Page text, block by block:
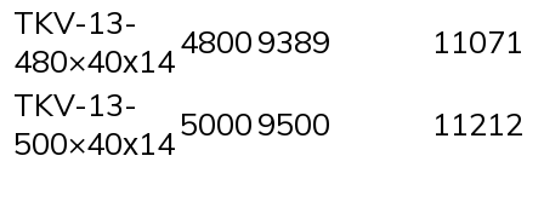
TKV-13-
480×40х1448009389
11071
TKV-13-
500×40х1450009500 11212